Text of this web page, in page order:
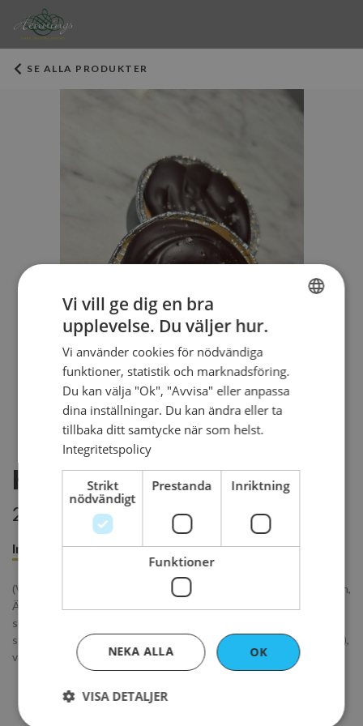
SE ALLA PRODUKTER
Kolatartlett
25 kr per styck
Innehåll Beställ senast
(VETEMJÖL, vegetabilisk olja (palm SG, raps, kokos), socker, vatten,
ÄGGPULVER, salt, bakpulver E503, emulgeringsmedel E471,
surhetsreglerande medel E330, naturlig arom, VISPGRÄDDE,
socker, sirap, vegetabilisk olja (palm), vatten, vegetabilisk olja (raps),
vegetabilisk olja (kokosnöt), salt
Vi vill ge dig en bra
upplevelse. Du väljer hur.
Vi använder cookies för nödvändiga
funktioner, statistik och marknadsföring.
Du kan välja "Ok", "Avvisa" eller anpassa
dina inställningar. Du kan ändra eller ta
tillbaka ditt samtycke när som helst.
Integritetspolicy
Strikt
nödvändigt
Prestanda Inriktning
Funktioner
OK
NEKA ALLA
VISA DETALJER